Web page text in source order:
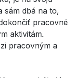
sám dbá na to,
pracovné
aktivitám.
pracovným a